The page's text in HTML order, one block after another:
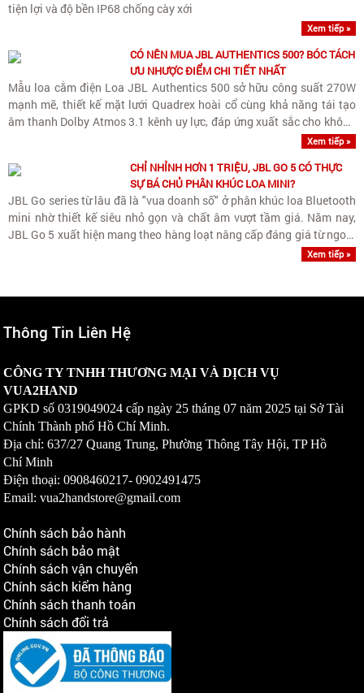
tiện lợi và độ bền IP68 chống cày xới
Xem tiếp »
CÓ NÊN MUA JBL AUTHENTICS 500? BÓC TÁCH
ƯU NHƯỢC ĐIỂM CHI TIẾT NHẤT
Mẫu loa cắm điện Loa JBL Authentics 500 sở hữu công suất 270W
mạnh mẽ, thiết kế mặt lưới Quadrex hoài cổ cùng khả năng tái tạo
âm thanh Dolby Atmos 3.1 kênh uy lực, đáp ứng xuất sắc cho không
Xem tiếp »
CHỈ NHỈNH HƠN 1 TRIỆU, JBL GO 5 CÓ THỰC
SỰ BÁ CHỦ PHÂN KHÚC LOA MINI?
JBL Go series từ lâu đã là "vua doanh số" ở phân khúc loa Bluetooth
mini nhờ thiết kế siêu nhỏ gọn và chất âm vượt tầm giá. Năm nay,
JBL Go 5 xuất hiện mang theo hàng loạt nâng cấp đáng giá từ ngoại
Xem tiếp »
Thông Tin Liên Hệ
CÔNG TY TNHH THƯƠNG MẠI VÀ DỊCH VỤ
VUA2HAND
GPKD số0319049024 cấp ngày 25 tháng 07 năm 2025 tại Sở Tài
Chính Thành phố Hồ Chí Minh.
Địa chỉ: 637/27 Quang Trung, Phường Thông Tây Hội, TP Hồ
Chí Minh
Điện thoại: 0908460217-0902491475
Email: vua2handstore@gmail.com
Chính sách bảo hành
Chính sách bảo mật
Chính sách vận chuyển
Chính sách kiểm hàng
Chính sách thanh toán
Chính sách đổi trả